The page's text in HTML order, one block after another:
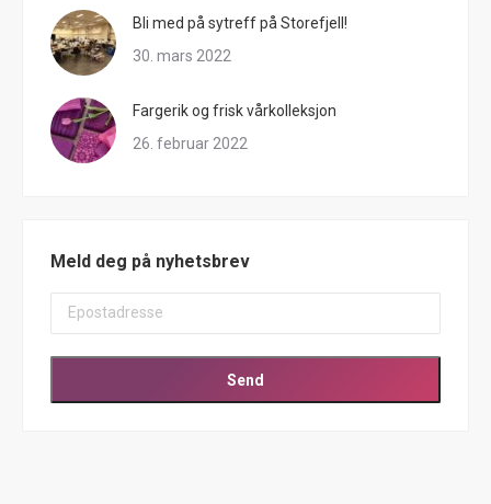
Bli med på sytreff på Storefjell!
30. mars 2022
Fargerik og frisk vårkolleksjon
26. februar 2022
Meld deg på nyhetsbrev